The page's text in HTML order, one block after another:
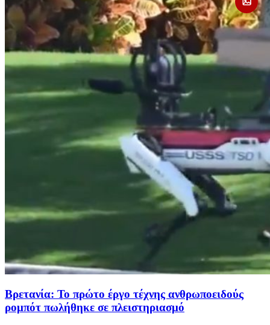
Βρετανία: Το πρώτο έργο τέχνης ανθρωποειδούς
ρομπότ πωλήθηκε σε πλειστηριασμό